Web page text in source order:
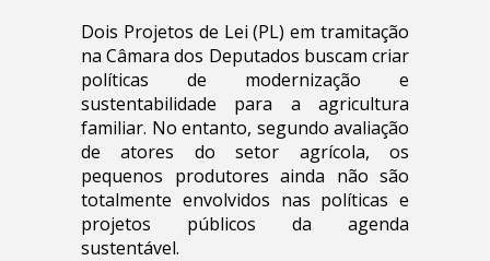
Dois Projetos de Lei (PL) em tramitação
na Câmara dos Deputados buscam criar
políticas de modernização e
sustentabilidade para a agricultura
familiar. No entanto, segundo avaliação
de atores do setor agrícola, os
pequenos produtores ainda não são
totalmente envolvidos nas políticas e
projetos públicos da agenda
sustentável.